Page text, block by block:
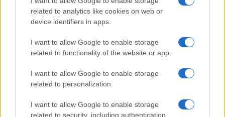
related to analytics like cookies on web or
device identifiers in apps.
I want to allow Google to enable storage
related to functionality of the website or app.
I want to allow Google to enable storage
related to personalization.
I want to allow Google to enable storage
related to security, including authentication
dell’orrore di Crans Montana
Il presidente del consiglio comunale,
Nicolas
Féraud e la sua vice, Nicole Bonvin Clivaz,
erano già in carica ai tempi del citato rapporto del
2023; tuttavia, nella conferenza stampa del 6
mancanze e irregolarità nel sistema comunale.